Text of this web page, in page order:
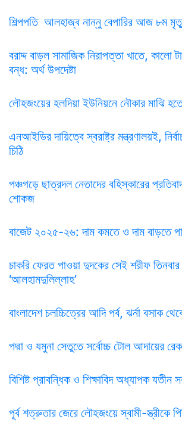
শিল্পপতি আলহাজ্ব নান্নু বেপারির আজ ৮ম
বরাদ্দ বাড়ল সামাজিক নিরাপত্তা খাতে, কালো
বন্ধ: অর্থ উপদেষ্টা
লৌহজংয়ের হলদিয়া ইউনিয়নে নৌকার মাঝি
এনআইডির দায়িত্বে স্বরাষ্ট্র মন্ত্রণালয়ই,
চিঠি
পঞ্চগড়ে ছাত্রদল নেতাদের বহিস্কারের
শোকজ
বাজেট ২০২৫-২৬: দাম কমতে ও দাম বাড়তে
চাকরি ফেরত পাওয়া দুদকের সেই শরীফ
‘আলহামদুলিল্লাহ’
বাংলাদেশ চলচ্চিত্রের আদি পর্ব, ঝর্না বসাক
পদ্মা ও যমুনা সেতুতে সর্বোচ্চ টোল আদায়ের
বিশিষ্ট প্রাবন্ধিক ও শিক্ষাবিদ অধ্যাপক
পূর্ব শত্রুতার জেরে লৌহজংয়ে স্বামী-